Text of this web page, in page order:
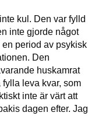
kul. Den var fylld
inte gjorde något
period av psykisk
Den
huskamrat
leva kvar, som
inte är värt att
dagen efter. Jag